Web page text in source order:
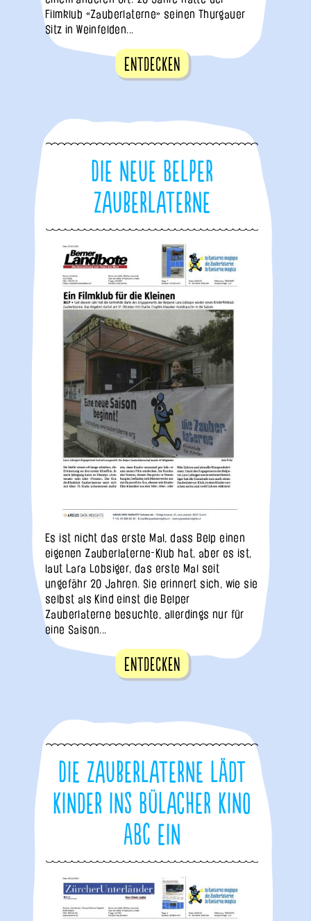
Filmklub «Zauberlaterne» seinen Thurgauer
Sitz in Weinfelden...
Entdecken
Die neue Belper
Zauberlaterne
Es ist nicht das erste Mal, dass Belp einen
eigenen Zauberlaterne-Klub hat, aber es ist,
laut Lara Lobsiger, das erste Mal seit
ungefähr 20 Jahren. Sie erinnert sich, wie sie
selbst als Kind einst die Belper
Zauberlaterne besuchte, allerdings nur für
eine Saison...
Entdecken
Die Zauberlaterne lädt
Kinder ins Bülacher Kino
ABC ein